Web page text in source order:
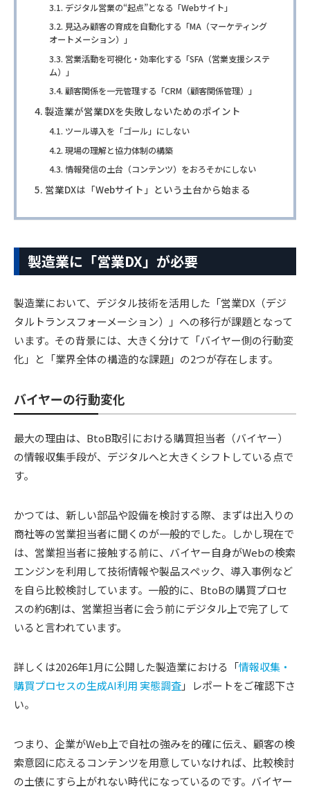
デジタル営業の“起点”となる「Webサイト」
見込み顧客の育成を自動化する「MA（マーケティング
オートメーション）」
営業活動を可視化・効率化する「SFA（営業支援システ
ム）」
顧客関係を一元管理する「CRM（顧客関係管理）」
製造業が営業DXを失敗しないためのポイント
ツール導入を「ゴール」にしない
現場の理解と協力体制の構築
情報発信の土台（コンテンツ）をおろそかにしない
営業DXは「Webサイト」という土台から始まる
製造業に「営業DX」が必要
製造業において、デジタル技術を活用した「営業DX（デジ
タルトランスフォーメーション）」への移行が課題となって
います。その背景には、大きく分けて「バイヤー側の行動変
化」と「業界全体の構造的な課題」の2つが存在します。
バイヤーの行動変化
最大の理由は、BtoB取引における購買担当者（バイヤー）
の情報収集手段が、デジタルへと大きくシフトしている点で
す。
かつては、新しい部品や設備を検討する際、まずは出入りの
商社等の営業担当者に聞くのが一般的でした。しかし現在で
は、営業担当者に接触する前に、バイヤー自身がWebの検索
エンジンを利用して技術情報や製品スペック、導入事例など
を自ら比較検討しています。一般的に、BtoBの購買プロセ
スの約6割は、営業担当者に会う前にデジタル上で完了して
いると言われています。
詳しくは2026年1月に公開した製造業における「情報収集・
購買プロセスの生成AI利用 実態調査」レポートをご確認下さ
い。
つまり、企業がWeb上で自社の強みを的確に伝え、顧客の検
索意図に応えるコンテンツを用意していなければ、比較検討
の土俵にすら上がれない時代になっているのです。バイヤー